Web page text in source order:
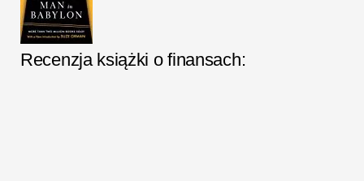
Recenzja książki o finansach: